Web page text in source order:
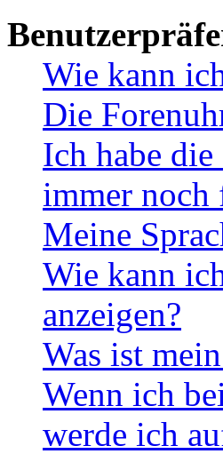
Wie kann
Die
Ich habe
immer noch
Meine
Wie kann
anzeigen?
Was ist
Wenn ich
werde ich